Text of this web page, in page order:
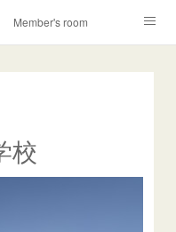
Member's room
校